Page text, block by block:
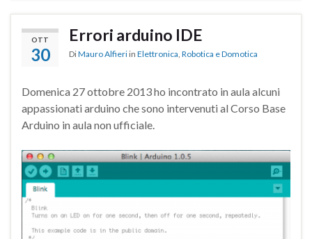
OTT
30
Errori arduino IDE
DiMauro Alfieri in Elettronica, Robotica e Domotica
Domenica 27 ottobre 2013 ho incontrato in aula alcuni
appassionati arduino che sono intervenuti al Corso Base
Arduino in aula non ufficiale.